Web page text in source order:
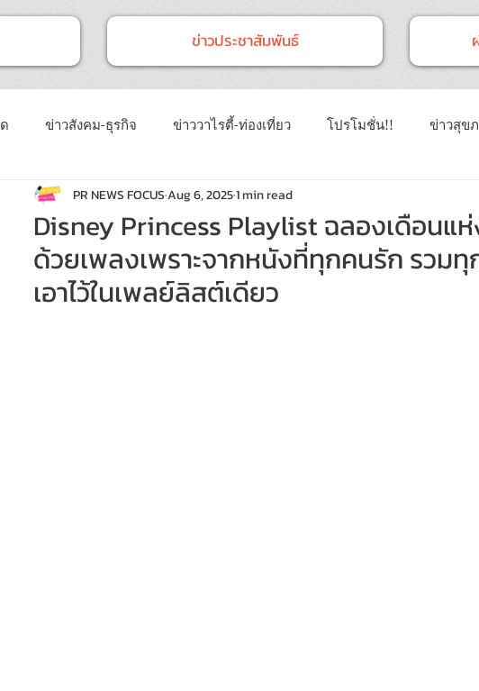
ข่าวประชาสัมพันธ์
ข่าวสังคม-ธุรกิจ ข่าววาไรตี้-ท่องเที่ยว โปรโมชั่น!! ข่าวสุข
วงานประชุม-อบรมสัมมนา ข่าวทั่วไป ข่าวการศึกษา
บันเทิง บทความประชาสัมพันธ์ Event ข่าวเทคโนโลยี IT
Disney Princess Playlist ฉลองเดือนแ
ด้วยเพลงเพราะจากหนังที่ทุกคนรัก รวม
เอาไว้ในเพลย์ลิสต์เดียว
PR NEWS FOCUSAug 6, 20251 min read